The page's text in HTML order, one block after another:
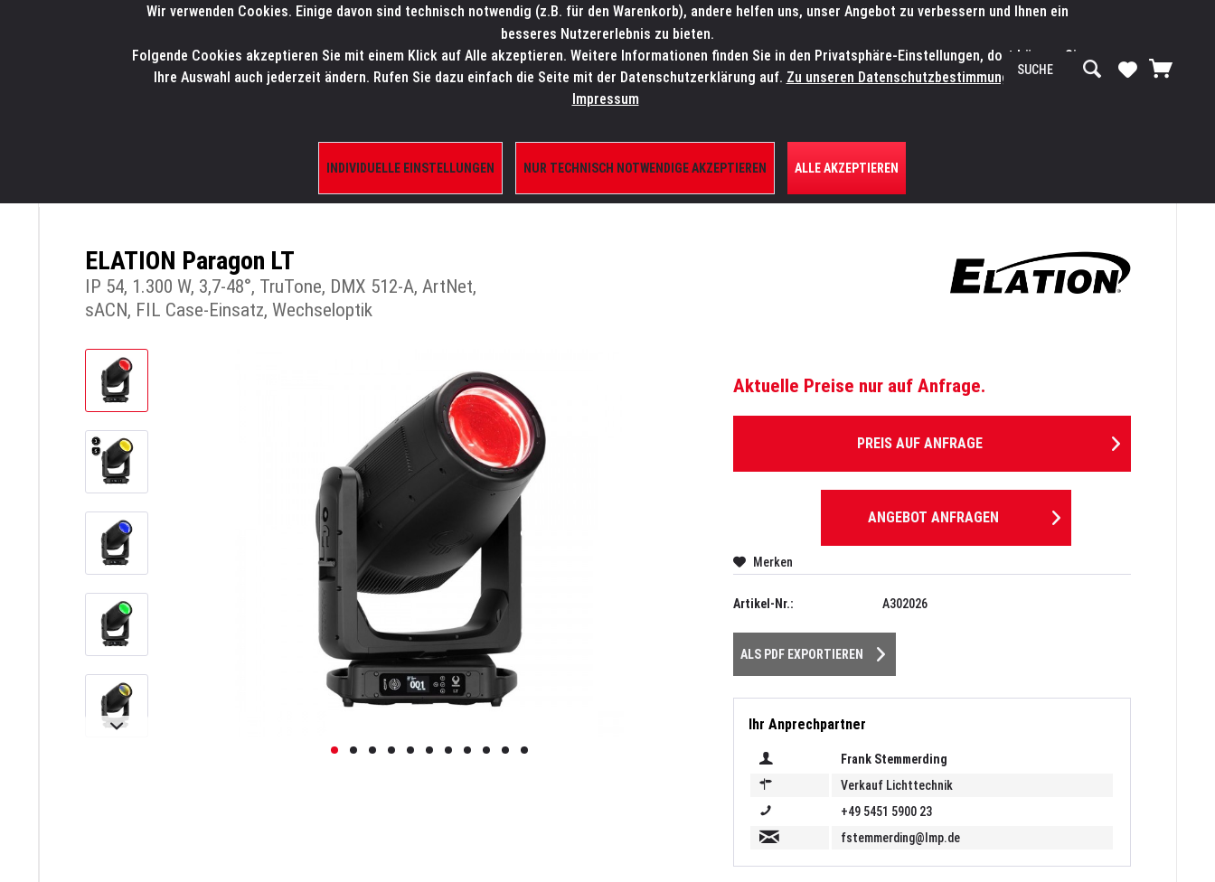
SALES-HOTLINE: +49 5451 5900-800 24/7: sales@lmp.de SERVICE-WERKSTATT Service/Hilfe
HOME PRODUKTE/SHOP MARKEN AKTUELLES SERVICE ÜBER UNS
MOVINGLIGHTS
ELATION Paragon LT
IP 54, 1.300 W, 3,7-48°, TruTone, DMX 512-A, ArtNet,
sACN, FIL Case-Einsatz, Wechseloptik
Aktuelle Preise nur auf Anfrage.
PREIS AUF ANFRAGE
ANGEBOT ANFRAGEN
Merken
Artikel-Nr.: A302026
ALS PDF EXPORTIEREN
Ihr Anprechpartner
Frank Stemmerding
Verkauf Lichttechnik
+49 5451 5900 23
fstemmerding@lmp.de
Wir verwenden Cookies. Einige davon sind technisch notwendig (z.B. für den Warenkorb), andere helfen uns, unser Angebot zu verbessern und Ihnen ein
besseres Nutzererlebnis zu bieten.
Folgende Cookies akzeptieren Sie mit einem Klick auf Alle akzeptieren. Weitere Informationen finden Sie in den Privatsphäre-Einstellungen, dort können Sie
Ihre Auswahl auch jederzeit ändern. Rufen Sie dazu einfach die Seite mit der Datenschutzerklärung auf. Zu unseren Datenschutzbestimmungen. Zum
Impressum
INDIVIDUELLE EINSTELLUNGEN NUR TECHNISCH NOTWENDIGE AKZEPTIEREN ALLE AKZEPTIEREN